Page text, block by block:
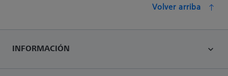
Volver arriba
INFORMACIÓN